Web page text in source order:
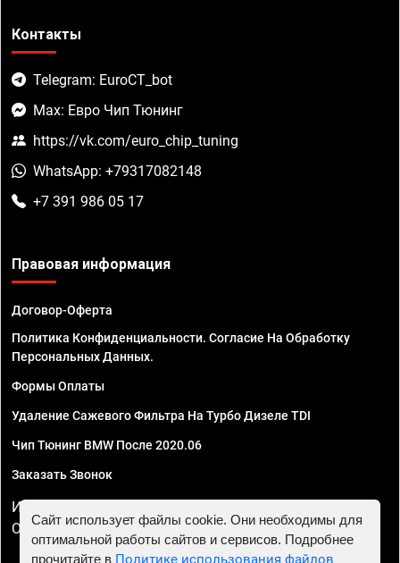
Контакты
Telegram: EuroCT_bot
Max: Евро Чип Тюнинг
https://vk.com/euro_chip_tuning
WhatsApp: +79317082148
+7 391 986 05 17
Правовая информация
Договор-Оферта
Политика Конфиденциальности. Согласие На Обработку
Персональных Данных.
Формы Оплаты
Удаление Сажевого Фильтра На Турбо Дизеле TDI
Чип Тюнинг BMW После 2020.06
Заказать Звонок
ИП Смирнов Георгий Павлович. ИНН 781302555843,
ОГРНИП 324470400032610
Сайт использует файлы cookie. Они необходимы для
оптимальной работы сайтов и сервисов. Подробнее
прочитайте в Политике использования файлов